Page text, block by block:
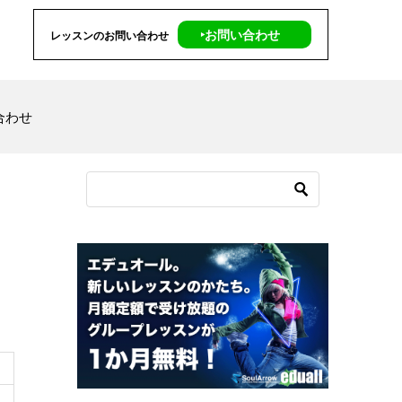
レッスンのお問い合わせ ‣お問い合わせ
わせ